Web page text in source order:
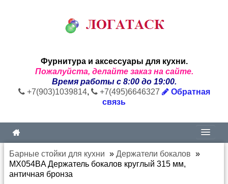
Фурнитура и аксессуары для кухни.
Пожалуйста, делайте заказ на сайте.
Время работы с 8:00 до 19:00.
+7(903)1039814, +7(495)6646327
Обратная
связь
Барные стойки для кухни » Держатели бокалов »
MX054BA Держатель бокалов круглый 315 мм,
античная бронза